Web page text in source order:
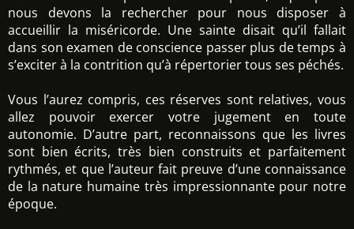
nous devons la rechercher pour nous disposer à
accueillir la miséricorde. Une sainte disait qu’il fallait
dans son examen de conscience passer plus de temps à
s’exciter à la contrition qu’à répertorier tous ses péchés.
Vous l’aurez compris, ces réserves sont relatives, vous
allez pouvoir exercer votre jugement en toute
autonomie. D’autre part, reconnaissons que les livres
sont bien écrits, très bien construits et parfaitement
rythmés, et que l’auteur fait preuve d’une connaissance
de la nature humaine très impressionnante pour notre
époque.